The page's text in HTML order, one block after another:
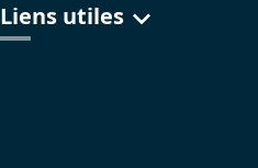
Liens utiles